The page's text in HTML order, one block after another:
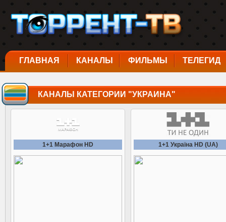
ГЛАВНАЯ КАНАЛЫ ФИЛЬМЫ ТЕЛЕГИД
КАНАЛЫ КАТЕГОРИИ "УКРАИНА"
1+1 Марафон HD 1+1 Україна HD (UA)